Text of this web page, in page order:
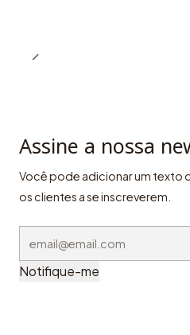
Assine a nossa
Você pode adicionar um texto
os clientes a se inscreverem.
Notifique-me